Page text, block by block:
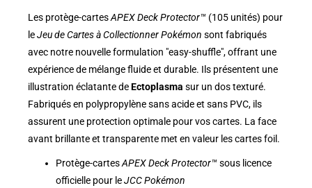
Les protège-cartesAPEX Deck Protector™ (105 unités) pour
leJeu de Cartes à Collectionner Pokémon sont fabriqués
avec notre nouvelle formulation "easy-shuffle", offrant une
expérience de mélange fluide et durable. Ils présentent une
illustration éclatante deEctoplasma sur un dos texturé.
Fabriqués en polypropylène sans acide et sans PVC, ils
assurent une protection optimale pour vos cartes. La face
avant brillante et transparente met en valeur les cartes foil.
Protège-cartesAPEX Deck Protector™sous licence
officielle pour leJCC Pokémon